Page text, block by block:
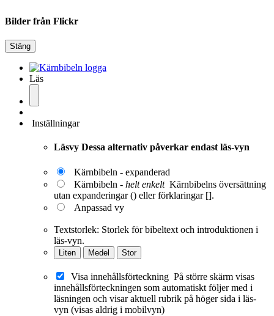
Bilder från Flickr
Stäng
Läs
Inställningar
Läsvy Dessa alternativ påverkar endast läs-vyn
Kärnbibeln - expanderad
Kärnbibeln - helt enkelt Kärnbibelns översättning
utan expanderingar () eller förklaringar [].
Anpassad vy
Textstorlek: Storlek för bibeltext och introduktionen i
läs-vyn.
Liten Medel Stor
Visa innehållsförteckning På större skärm visas
innehållsförteckningen som automatiskt följer med i
läsningen och visar aktuell rubrik på höger sida i läs-
vyn (visas aldrig i mobilvyn)